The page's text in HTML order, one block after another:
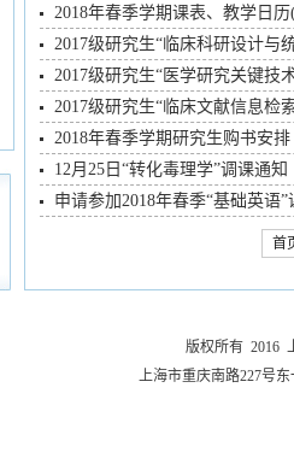
版权所有 2016
上海市重庆南路227号
2018年春季学期课表、教学日
2017级研究生“临床科研设计与
2017级研究生“医学研究关键技
2017级研究生“临床文献信息检
2018年春季学期研究生购书安排
12月25日“转化毒理学”调课通知
申请参加2018年春季“基础英语
首